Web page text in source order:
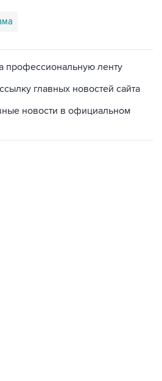
профессиональную ленту
главных новостей сайта
новости в официальном